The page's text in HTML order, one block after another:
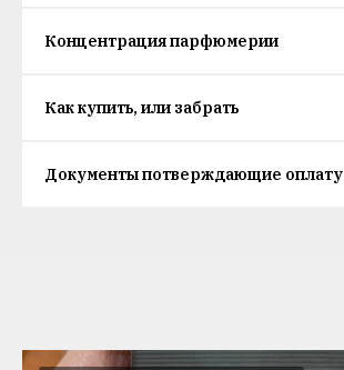
Концентрация парфюмерии
Как купить, или забрать
Документы потверждающие оплату